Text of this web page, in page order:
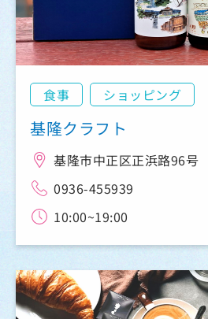
食事 ショッピング
基隆クラフト
基隆市中正区正浜路96号
0936-455939
10:00~19:00